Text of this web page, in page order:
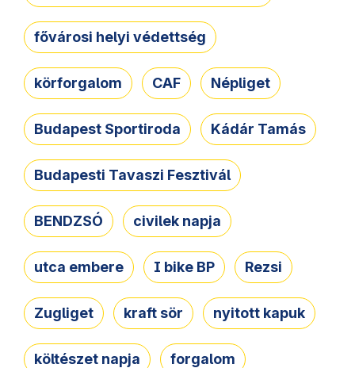
fővárosi helyi védettség
körforgalom CAF Népliget
Budapest Sportiroda Kádár Tamás
Budapesti Tavaszi Fesztivál
BENDZSÓ civilek napja
utca embere I bike BP Rezsi
Zugliget kraft sör nyitott kapuk
költészet napja forgalom